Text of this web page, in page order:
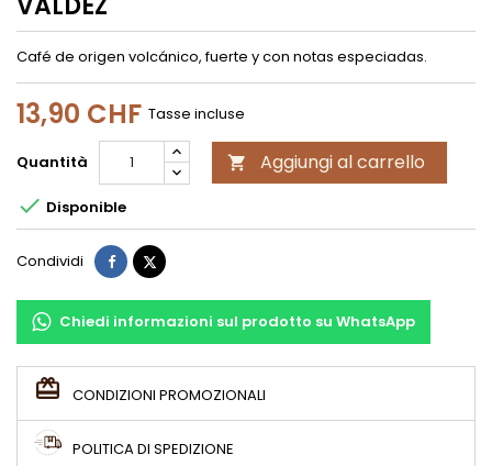
Café de origen volcánico, fuerte y con notas especiadas.
13,90 CHF Tasse incluse
Quantità  Aggiungi al carrello
 Disponible
Condividi CondividiTwitta
Chiedi informazioni sul prodotto su WhatsApp
CONDIZIONI PROMOZIONALI
POLITICA DI SPEDIZIONE